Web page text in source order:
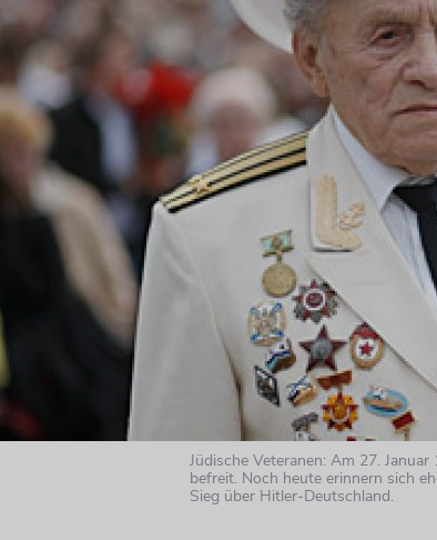
Jüdische Veteranen: Am 27.
befreit. Noch heute erinnern sich
Sieg über Hitler-Deutschland.